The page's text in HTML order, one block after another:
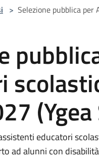
> Selezione pubblica per
(Ygea
educatori
ad alunni con